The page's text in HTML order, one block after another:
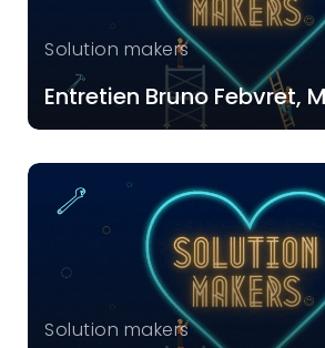
Solution makers
Entretien Bruno Febvret,
Solution makers